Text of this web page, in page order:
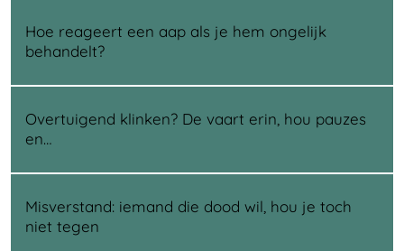
Hoe reageert een aap als je hem ongelijk
behandelt?
Overtuigend klinken? De vaart erin, hou pauzes
en…
Misverstand: iemand die dood wil, hou je toch
niet tegen